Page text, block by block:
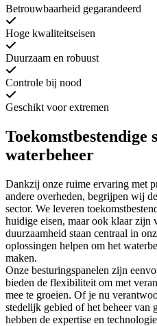
Betrouwbaarheid gegarandeerd
Hoge kwaliteitseisen
Duurzaam en robuust
Controle bij nood
Geschikt voor extremen
Toekomstbestendige
waterbeheer
Dankzij onze ruime ervaring met
andere overheden, begrijpen wij
sector. We leveren
huidige eisen, maar ook klaar zijn
duurzaamheid staan centraal in
oplossingen helpen om het
maken.
Onze besturingspanelen zijn
bieden de flexibiliteit om met
mee te groeien. Of je nu
stedelijk gebied of het beheer
hebben de expertise en